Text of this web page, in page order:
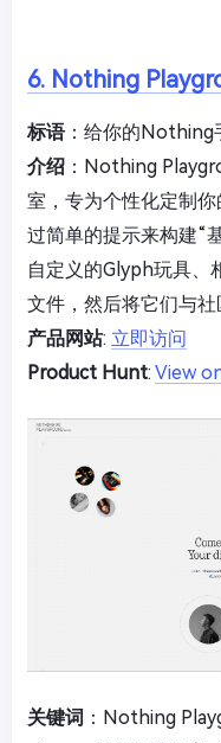
6. Nothing
标语：给你的Nothing
介绍 ：Nothing
室，专为个性化定制
过简单的提示来构建“
自定义的Glyph玩具、
文件，然后将它们与社
产品网站: 立即访问
Product Hunt: View
关键词 ：Nothing